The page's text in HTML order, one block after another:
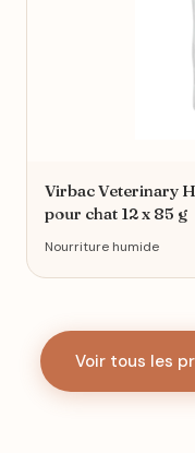
Virbac Veterinary
pour chat 12 x 85 g
Nourriture humide
Voir tous les